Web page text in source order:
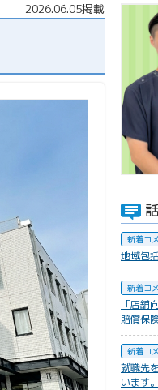
2026.06.05掲載
新着コ
地域包
新着コ
「店舗
賠償保
新着コ
就職先
います。